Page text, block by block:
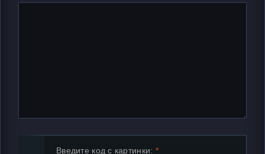
Введите код с картинки: